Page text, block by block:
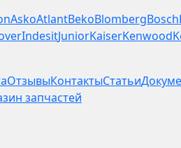
AskoAtlantBekoBlombergBosch
IndesitJuniorKaiserKenwood
ОтзывыКонтактыСтатьи
запчастей